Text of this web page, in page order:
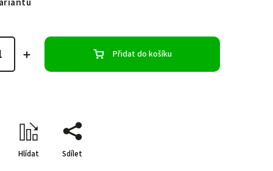
Přidat do košíku
Hlídat Sdílet